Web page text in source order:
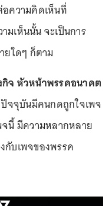
ความคิดเห็นที่
มเห็นนั้น จะเป็นการ
ใดๆ ก็ตาม
กิจ หัวหน้าพรรคอนาคต
ปัจจุบันมีคนกดถูกใจเพจ
นี้ มีความหลากหลาย
กับเพจของพรรค